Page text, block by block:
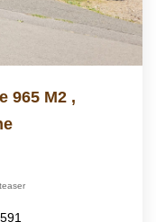
965 M2 ,
591